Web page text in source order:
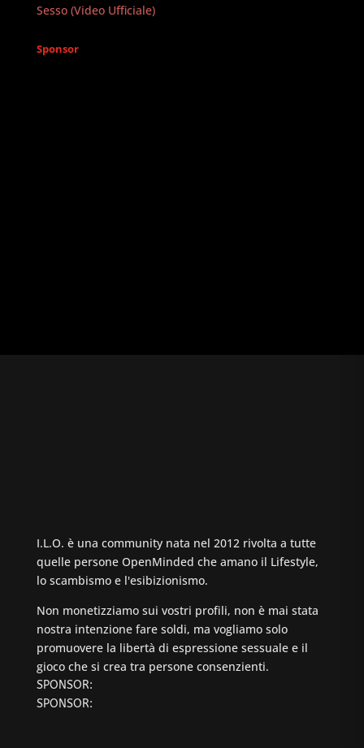
Sesso (Video Ufficiale)
Sponsor
I.L.O. è una community nata nel 2012 rivolta a tutte
quelle persone OpenMinded che amano il Lifestyle,
lo scambismo e l'esibizionismo.
Non monetizziamo sui vostri profili, non è mai stata
nostra intenzione fare soldi, ma vogliamo solo
promuovere la libertà di espressione sessuale e il
gioco che si crea tra persone consenzienti.
SPONSOR:
SPONSOR: